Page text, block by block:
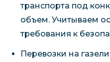
транспорта под
объем. Учитываем
требования к
Перевозки на